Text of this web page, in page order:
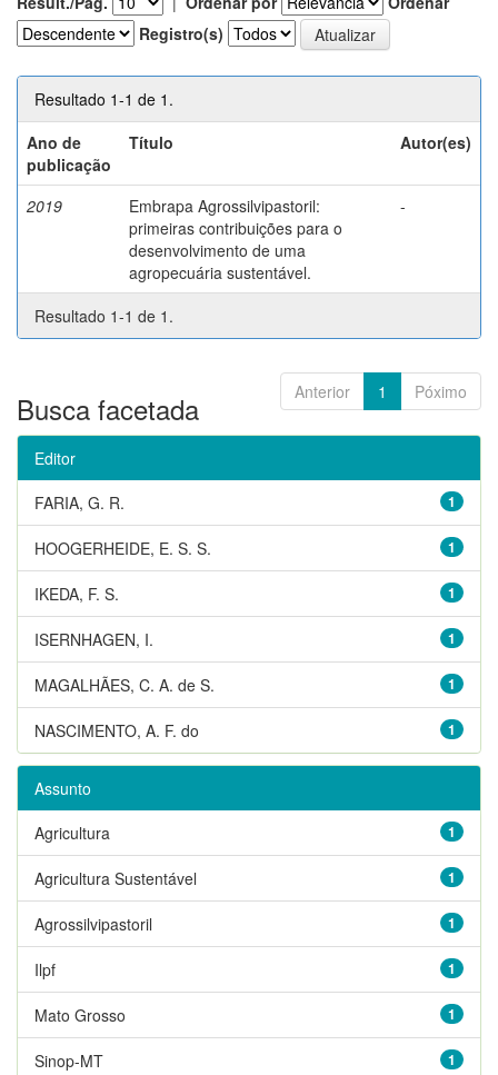
Registro(s)
Resultado 1-1 de 1.
Ano de
publicação
Título Autor(es)
2019
Embrapa Agrossilvipastoril:
primeiras contribuições para o
desenvolvimento de uma
agropecuária sustentável.
-
Resultado 1-1 de 1.
Anterior 1 Póximo
Busca facetada
Editor
1
FARIA, G. R.
1
HOOGERHEIDE, E. S. S.
1
IKEDA, F. S.
1
ISERNHAGEN, I.
1
MAGALHÃES, C. A. de S.
1
NASCIMENTO, A. F. do
Assunto
1
Agricultura
1
Agricultura Sustentável
1
Agrossilvipastoril
1
Ilpf
1
Mato Grosso
1
Sinop-MT